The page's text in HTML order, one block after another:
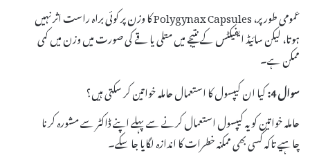
عمومی طور پر، Polygynax Capsules کا وزن پر کوئی براہ راست اثر نہیں
ہوتا، لیکن سائیڈ ایفیکٹس کے نتیجے میں متلی یا قے کی صورت میں وزن میں کمی
ممکن ہے۔
سوال 4: کیا ان کیپسول کا استعمال حاملہ خواتین کر سکتی ہیں؟
حاملہ خواتین کو یہ کیپسول استعمال کرنے سے پہلے اپنے ڈاکٹر سے مشورہ کرنا
چاہیے تاکہ کسی بھی ممکنہ خطرات کا اندازہ لگایا جا سکے۔